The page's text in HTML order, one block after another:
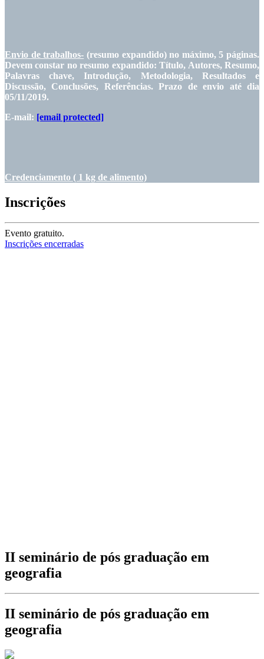
Envio de trabalhos- (resumo expandido) no máximo, 5 páginas.
Devem constar no resumo expandido: Título, Autores, Resumo,
Palavras chave, Introdução, Metodologia, Resultados e
Discussão, Conclusões, Referências. Prazo de envio até dia
05/11/2019.
E-mail: [email protected]
Credenciamento ( 1 kg de alimento)
Inscrições
Evento gratuito.
Inscrições encerradas
II seminário de pós graduação em
geografia
II seminário de pós graduação em
geografia